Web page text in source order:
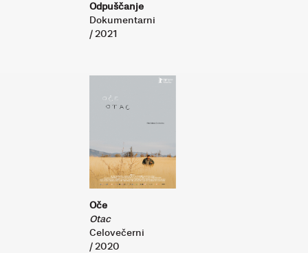
Odpuščanje
Dokumentarni
/ 2021
Oče
Otac
Celovečerni
/ 2020